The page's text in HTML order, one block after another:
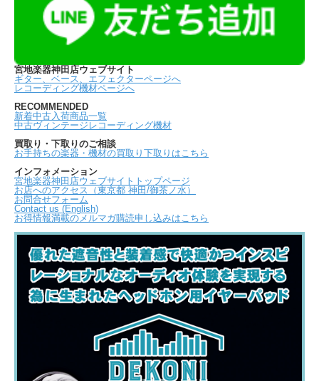
宮地楽器神田店ウェブサイト
ギター、ベース、エフェクターページへ
レコーディング機材ページへ
RECOMMENDED
新着中古入荷商品一覧
中古ヴィンテージレコーディング機材
買取り・下取りのご相談
お手持ちの楽器・機材の買取り下取りはこちら
インフォメーション
宮地楽器神田店ウェブサイトトップページ
お店へのアクセス（東京都 神田/御茶ノ水）
お問合せフォーム
Contact us (English)
お得情報満載のメルマガ購読申し込みはこちら